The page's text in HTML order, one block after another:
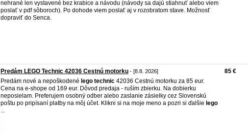
nehrané len vystavené bez krabice a návodu (návody sa dajú stiahnuť alebo viem
poslať v pdf sôboroch). Po dohode viem poslať aj v rozobratom stave. Možnosť
dopraviť do Senca.
Predám LEGO Technic 42036 Cestnú motorku - [8.8. 2026]
Predám nové a nepoškodené lego technic 42036 Cestnú motorku za 85 eur.
Cena na e-shope od 169 eur. Dôvod predaja - ruším zbierku. Na dobierku
neposielam. Preferujem osobný odber alebo zaslanie zásielky cez Slovenskú
poštu po pripísaní platby na môj účet. Klikni si na moje meno a pozri si ďalšie lego
...
85 €